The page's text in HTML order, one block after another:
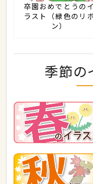
卒園おめでとうのイ
ラスト（緑色のリ
ン）
季節の